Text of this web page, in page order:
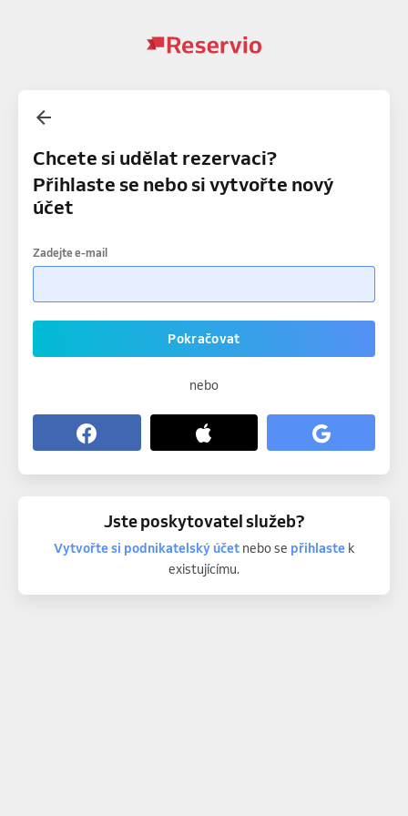
Chcete si udělat rezervaci?
Přihlaste se nebo si vytvořte nový
účet
Zadejte e-mail
Pokračovat
nebo
Jste poskytovatel služeb?
Vytvořte si podnikatelský účetnebo se přihlastek
existujícímu.